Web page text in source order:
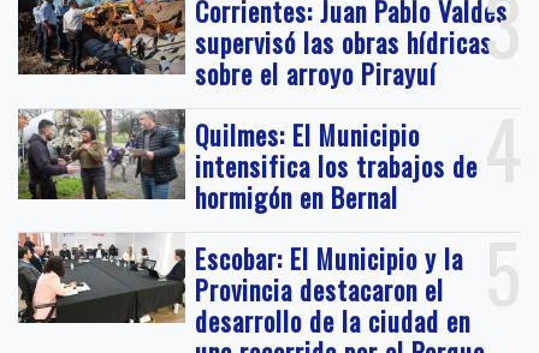
3
Corrientes: Juan Pablo Valdés
supervisó las obras hídricas
sobre el arroyo Pirayuí
4
Quilmes: El Municipio
intensifica los trabajos de
hormigón en Bernal
5
Escobar: El Municipio y la
Provincia destacaron el
desarrollo de la ciudad en